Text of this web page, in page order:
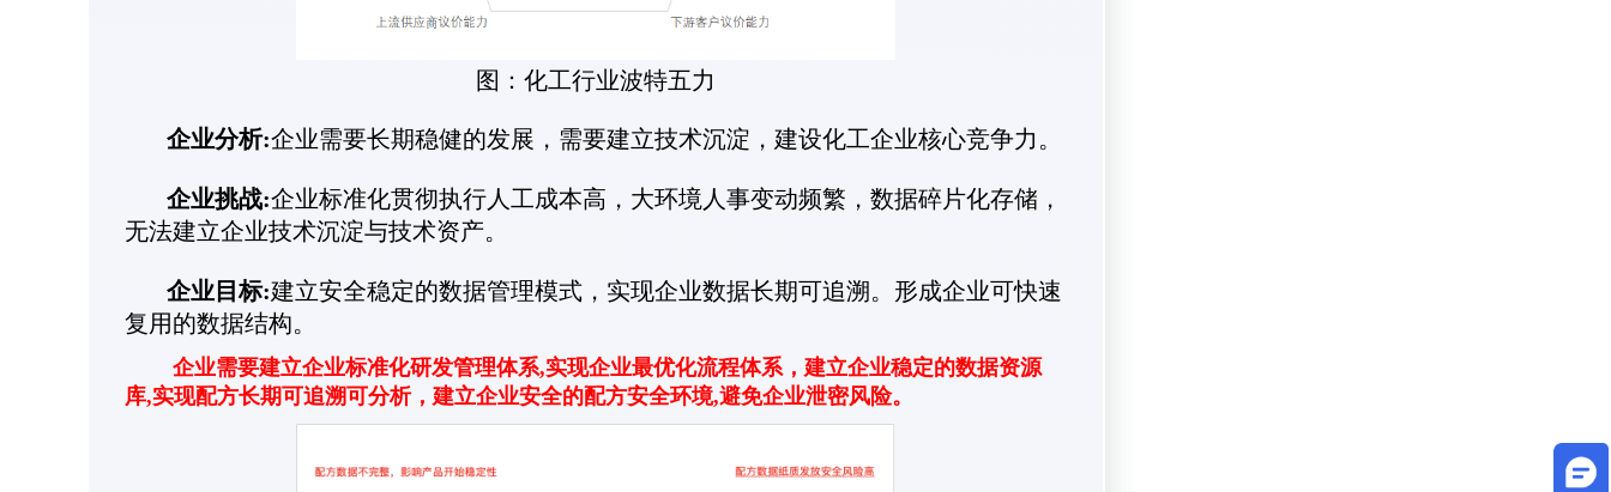
图：化工行业波特五力
企业分析:企业需要长期稳健的发展，需要建立技术沉淀，建设化工企业核心竞争力。
企业挑战:企业标准化贯彻执行人工成本高，大环境人事变动频繁，数据碎片化存储，
无法建立企业技术沉淀与技术资产。
企业目标:建立安全稳定的数据管理模式，实现企业数据长期可追溯。形成企业可快速
复用的数据结构。
企业需要建立企业标准化研发管理体系,实现企业最优化流程体系，建立企业稳定的数据资源
库,实现配方长期可追溯可分析，建立企业安全的配方安全环境,避免企业泄密风险。